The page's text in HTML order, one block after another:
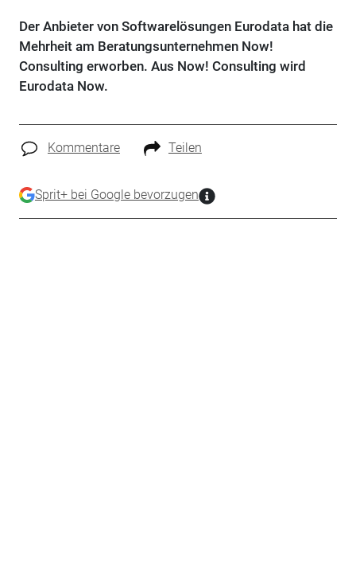
Der Anbieter von Softwarelösungen Eurodata hat die
Mehrheit am Beratungsunternehmen Now!
Consulting erworben. Aus Now! Consulting wird
Eurodata Now.
Kommentare Teilen
Sprit+ bei Google bevorzugen